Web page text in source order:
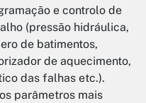
e controlo de
(pressão hidráulica,
de batimentos,
de aquecimento,
das falhas etc.).
parâmetros mais